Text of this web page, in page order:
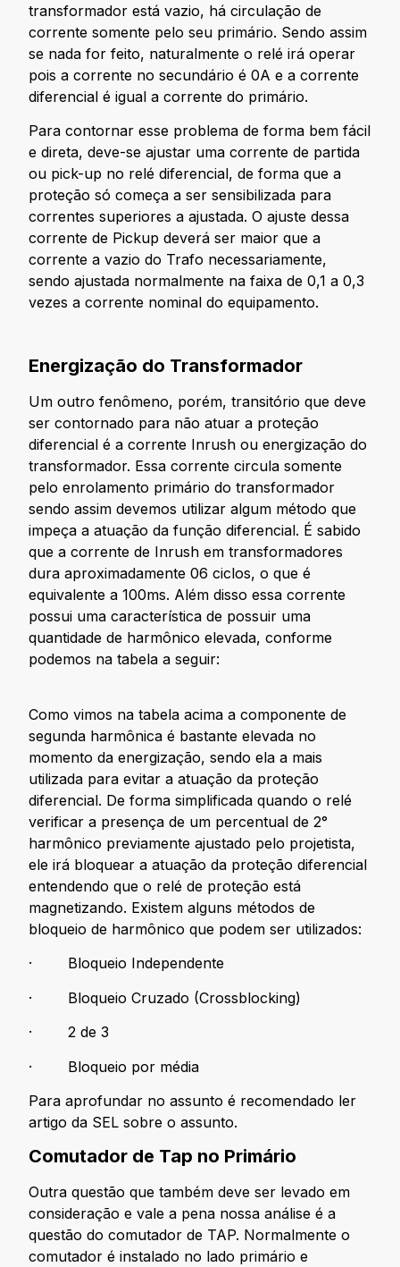
transformador está vazio, há circulação de
corrente somente pelo seu primário. Sendo assim
se nada for feito, naturalmente o relé irá operar
pois a corrente no secundário é 0A e a corrente
diferencial é igual a corrente do primário.
Para contornar esse problema de forma bem fácil
e direta, deve-se ajustar uma corrente de partida
ou pick-up no relé diferencial, de forma que a
proteção só começa a ser sensibilizada para
correntes superiores a ajustada. O ajuste dessa
corrente de Pickup deverá ser maior que a
corrente a vazio do Trafo necessariamente,
sendo ajustada normalmente na faixa de 0,1 a 0,3
vezes a corrente nominal do equipamento.
Energização do Transformador
Um outro fenômeno, porém, transitório que deve
ser contornado para não atuar a proteção
diferencial é a corrente Inrush ou energização do
transformador. Essa corrente circula somente
pelo enrolamento primário do transformador
sendo assim devemos utilizar algum método que
impeça a atuação da função diferencial. É sabido
que a corrente de Inrush em transformadores
dura aproximadamente 06 ciclos, o que é
equivalente a 100ms. Além disso essa corrente
possui uma característica de possuir uma
quantidade de harmônico elevada, conforme
podemos na tabela a seguir:
Como vimos na tabela acima a componente de
segunda harmônica é bastante elevada no
momento da energização, sendo ela a mais
utilizada para evitar a atuação da proteção
diferencial. De forma simplificada quando o relé
verificar a presença de um percentual de 2°
harmônico previamente ajustado pelo projetista,
ele irá bloquear a atuação da proteção diferencial
entendendo que o relé de proteção está
magnetizando. Existem alguns métodos de
bloqueio de harmônico que podem ser utilizados:
· Bloqueio Independente
· Bloqueio Cruzado (Crossblocking)
· 2 de 3
· Bloqueio por média
Para aprofundar no assunto é recomendado ler
artigo da SEL sobre o assunto.
Comutador de Tap no Primário
Outra questão que também deve ser levado em
consideração e vale a pena nossa análise é a
questão do comutador de TAP. Normalmente o
comutador é instalado no lado primário e